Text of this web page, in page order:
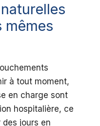
mêmes
à tout moment,
en charge sont
hospitalière, ce
jours en